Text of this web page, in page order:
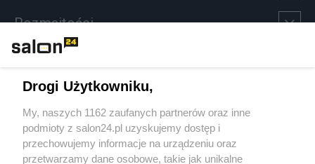
Rozmaitości
Sport
Społeczeństwo
Drogi Użytkowniku,
My, naszych 1162 zaufanych partnerów oraz inne
podmioty z salon24.pl uzyskujemy dostęp i
przechowujemy informacje na urządzeniu oraz
przetwarzamy dane osobowe, takie jak unikalne